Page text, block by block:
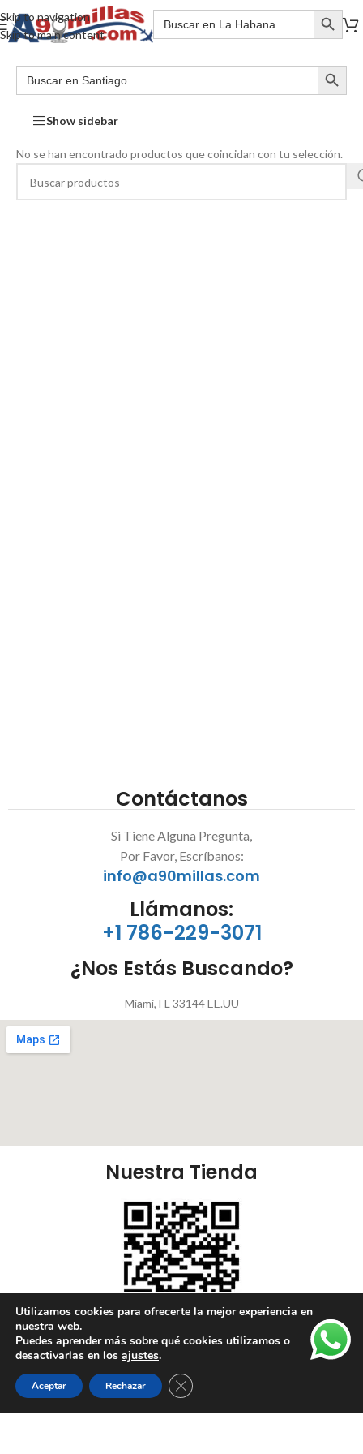
Skip to navigation
Skip to main content
Show sidebar
No se han encontrado productos que coincidan con tu selección.
Contáctanos
Si Tiene Alguna Pregunta,
Por Favor, Escríbanos:
info@a90millas.com
Llámanos:
+1 786-229-3071
¿Nos Estás Buscando?
Miami, FL 33144 EE.UU
Nuestra Tienda
Nuestras Redes:
de deseos
CarritoMi cuenta
Utilizamos cookies para ofrecerte la mejor experiencia en
nuestra web.
Puedes aprender más sobre qué cookies utilizamos o
desactivarlas en los ajustes.
Aceptar Rechazar Cerrar el banner de cookies RGPD